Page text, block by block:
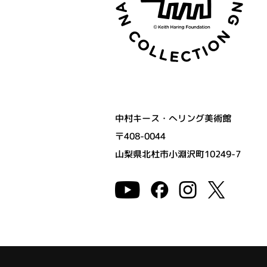
中村キース・へリング美術館
〒408-0044
山梨県北杜市小淵沢町10249-7